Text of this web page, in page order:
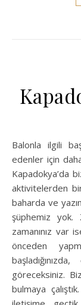
Balonla ilgili başka bir başlık açmamızın nedeni, merak
edenler için
Kapadokya’da
aktivitelerden
baharda ve
şüphemiz yok.
zamanınız var
önceden
göreceksiniz.
bulmaya